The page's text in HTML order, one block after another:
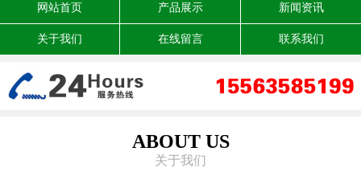
网站首页 产品展示 新闻资讯
关于我们 在线留言 联系我们
ABOUT US
关于我们